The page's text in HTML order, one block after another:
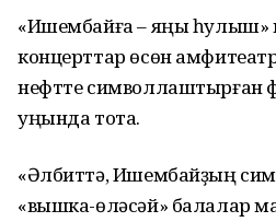
«Ишембайға – яңы һулыш»
концерттар өсөн
нефтте символлаштырған
уңында тота.
«Әлбиттә, Ишембайҙың
«вышка-өләсәй» балалар